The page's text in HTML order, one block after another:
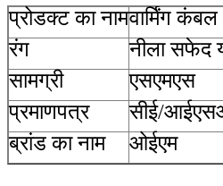
प्रोडक्ट का नामवार्मिंग कंबल
रंग
नीला सफेद
सामग्री
एसएमएस
प्रमाणपत्र
सीई/
ब्रांड का नाम
ओईएम